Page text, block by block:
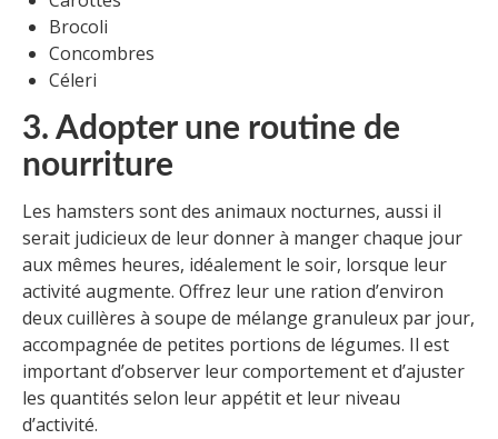
Brocoli
Concombres
Céleri
3. Adopter une routine de
nourriture
Les hamsters sont des animaux nocturnes, aussi il
serait judicieux de leur donner à manger chaque jour
aux mêmes heures, idéalement le soir, lorsque leur
activité augmente. Offrez leur une ration d’environ
deux cuillères à soupe de mélange granuleux par jour,
accompagnée de petites portions de légumes. Il est
important d’observer leur comportement et d’ajuster
les quantités selon leur appétit et leur niveau
d’activité.